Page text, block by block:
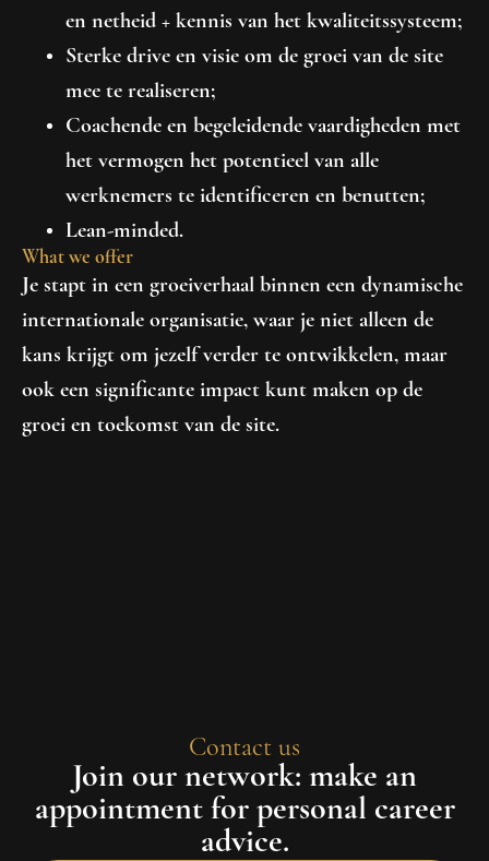
en netheid + kennis van het kwaliteitssysteem;
Sterke drive en visie om de groei van de site
mee te realiseren;
Coachende en begeleidende vaardigheden met
het vermogen het potentieel van alle
werknemers te identificeren en benutten;
Lean-minded.
What we offer
Je stapt in een groeiverhaal binnen een dynamische
internationale organisatie, waar je niet alleen de
kans krijgt om jezelf verder te ontwikkelen, maar
ook een significante impact kunt maken op de
groei en toekomst van de site.
Contact us
Join our network: make an
appointment for personal career
advice.